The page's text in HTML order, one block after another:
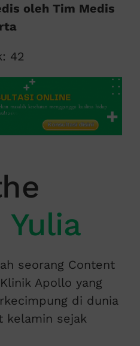
oleh Tim Medis
42
Yulia
seorang Content
Apollo yang
di dunia
kelamin sejak